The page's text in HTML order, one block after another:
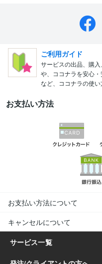
ご利用ガイド
サービスの出品、購
や、ココナラを安心
など、ココナラの使い
お支払い方法
お支払い方法について
キャンセルについて